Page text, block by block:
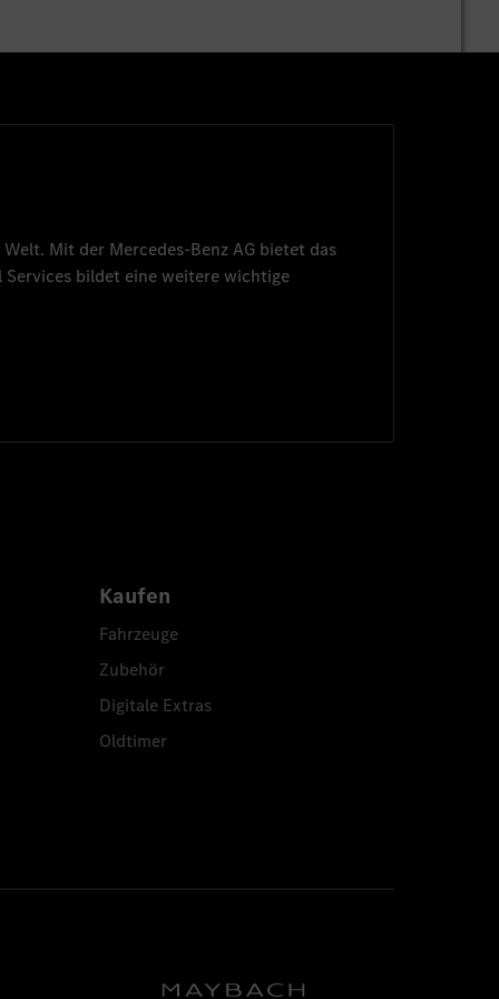
Mit der Mercedes-Benz AG bietet das
Services bildet eine weitere wichtige
Kaufen
Fahrzeuge
Zubehör
Digitale Extras
Oldtimer